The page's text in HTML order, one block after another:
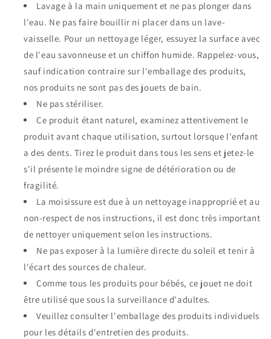
Lavage à la main uniquement et ne pas plonger dans
l'eau. Ne pas faire bouillir ni placer dans un lave-
vaisselle. Pour un nettoyage léger, essuyez la surface avec
de l'eau savonneuse et un chiffon humide. Rappelez-vous,
sauf indication contraire sur l'emballage des produits,
nos produits ne sont pas des jouets de bain.
Ne pas stériliser.
Ce produit étant naturel, examinez attentivement le
produit avant chaque utilisation, surtout lorsque l'enfant
a des dents. Tirez le produit dans tous les sens et jetez-le
s'il présente le moindre signe de détérioration ou de
fragilité.
La moisissure est due à un nettoyage inapproprié et au
non-respect de nos instructions, il est donc très important
de nettoyer uniquement selon les instructions.
Ne pas exposer à la lumière directe du soleil et tenir à
l'écart des sources de chaleur.
Comme tous les produits pour bébés, ce jouet ne doit
être utilisé que sous la surveillance d'adultes.
Veuillez consulter l'emballage des produits individuels
pour les détails d'entretien des produits.